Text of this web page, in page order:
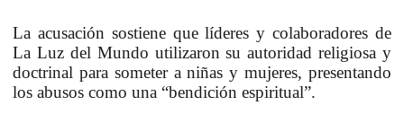
La acusación sostiene quelíderes y colaboradores de
La Luz del Mundo utilizaron su autoridad religiosa y
doctrinal para someter a niñas y mujeres, presentando
los abusos como una “bendición espiritual”.